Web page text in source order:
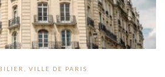
, VILLE DE PARIS